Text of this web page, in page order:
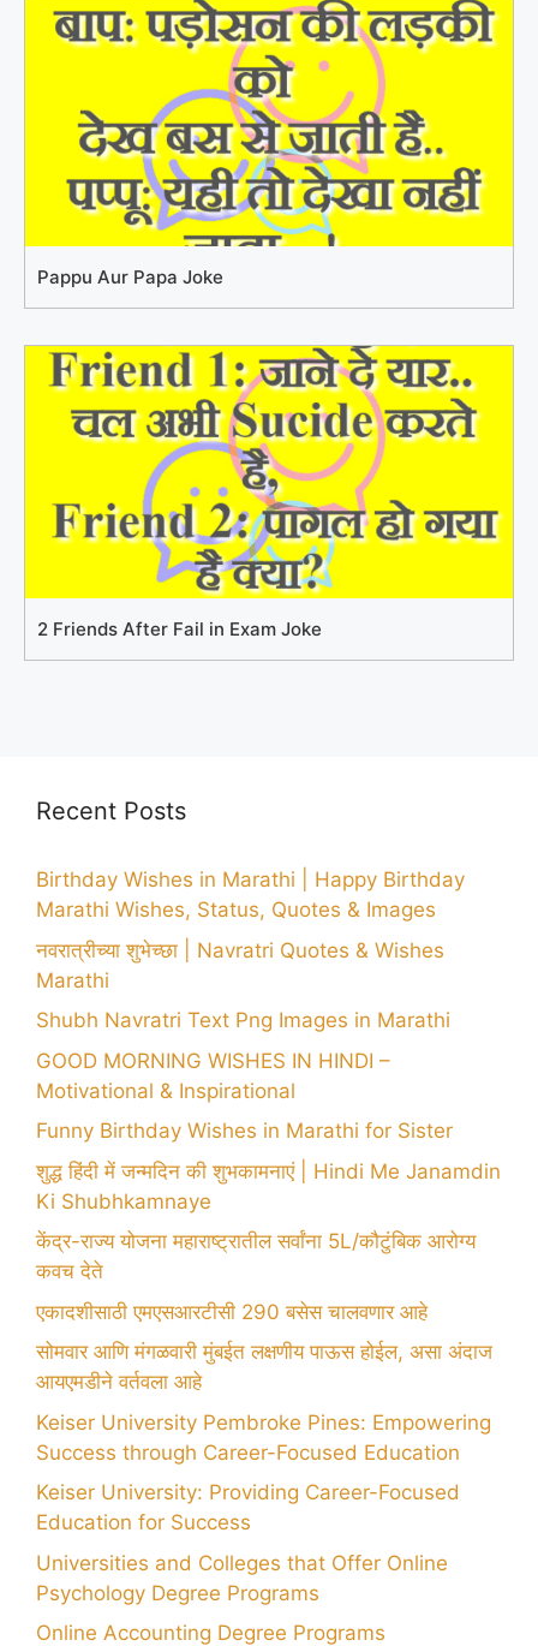
Pappu Aur Papa Joke
2 Friends After Fail in Exam Joke
Recent Posts
Birthday Wishes in Marathi | Happy Birthday
Marathi Wishes, Status, Quotes & Images
नवरात्रीच्या शुभेच्छा | Navratri Quotes & Wishes
Marathi
Shubh Navratri Text Png Images in Marathi
GOOD MORNING WISHES IN HINDI –
Motivational & Inspirational
Funny Birthday Wishes in Marathi for Sister
शुद्ध हिंदी में जन्मदिन की शुभकामनाएं | Hindi Me Janamdin
Ki Shubhkamnaye
केंद्र-राज्य योजना महाराष्ट्रातील सर्वांना 5L/कौटुंबिक आरोग्य
कवच देते
एकादशीसाठी एमएसआरटीसी 290 बसेस चालवणार आहे
सोमवार आणि मंगळवारी मुंबईत लक्षणीय पाऊस होईल, असा अंदाज
आयएमडीने वर्तवला आहे
Keiser University Pembroke Pines: Empowering
Success through Career-Focused Education
Keiser University: Providing Career-Focused
Education for Success
Universities and Colleges that Offer Online
Psychology Degree Programs
Online Accounting Degree Programs